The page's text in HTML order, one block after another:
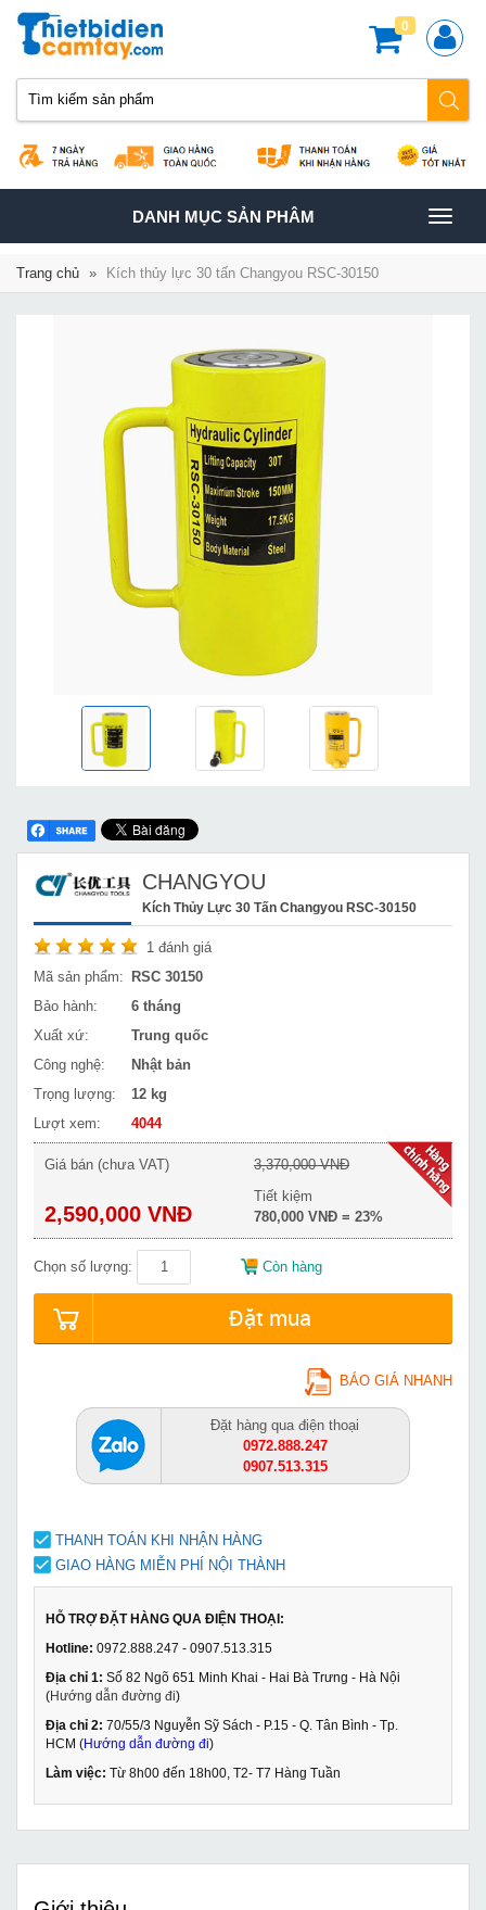
0
TOGGLE
NAVIGATION
DANH MỤC SẢN PHÂM
Trang chủ » Kích thủy lực 30 tấn Changyou RSC-30150
CHANGYOU
Kích Thủy Lực 30 Tấn Changyou RSC-30150
1 đánh giá
Mã sản phẩm:
RSC 30150
Bảo hành:
6 tháng
Xuất xứ:
Trung quốc
Công nghệ:
Nhật bản
Trọng lượng:
12 kg
Lượt xem:
4044
Giá bán (chưa VAT)
2,590,000 VNĐ
3,370,000 VNĐ
Tiết kiệm
780,000 VNĐ = 23%
Chọn số lượng: Còn hàng
Đặt mua
BÁO GIÁ NHANH
Đặt hàng qua điện thoại
0972.888.247
0907.513.315
THANH TOÁN KHI NHẬN HÀNG
GIAO HÀNG MIỄN PHÍ NỘI THÀNH
HỖ TRỢ ĐẶT HÀNG QUA ĐIỆN THOẠI:
Hotline: 0972.888.247 - 0907.513.315
Địa chỉ 1: Số 82 Ngõ 651 Minh Khai - Hai Bà Trưng - Hà Nội
(Hướng dẫn đường đi)
Địa chỉ 2: 70/55/3 Nguyễn Sỹ Sách - P.15 - Q. Tân Bình - Tp.
HCM (Hướng dẫn đường đi)
Làm việc: Từ 8h00 đến 18h00, T2- T7 Hàng Tuần